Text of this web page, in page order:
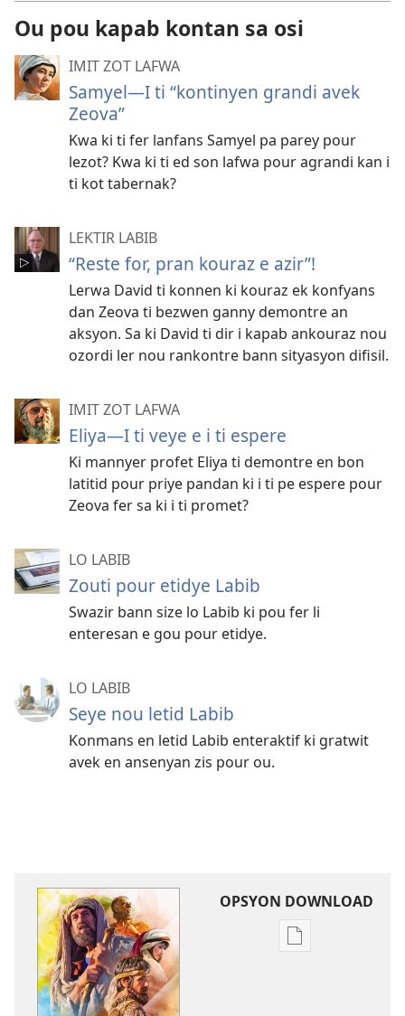
Ou pou kapab kontan sa osi
IMIT ZOT LAFWA
Samyel—I ti “kontinyen grandi avek
Zeova”
Kwa ki ti fer lanfans Samyel pa parey pour
lezot? Kwa ki ti ed son lafwa pour agrandi kan i
ti kot tabernak?
LEKTIR LABIB
“Reste for, pran kouraz e azir”!
Lerwa David ti konnen ki kouraz ek konfyans
dan Zeova ti bezwen ganny demontre an
aksyon. Sa ki David ti dir i kapab ankouraz nou
ozordi ler nou rankontre bann sityasyon difisil.
IMIT ZOT LAFWA
Eliya—I ti veye e i ti espere
Ki mannyer profet Eliya ti demontre en bon
latitid pour priye pandan ki i ti pe espere pour
Zeova fer sa ki i ti promet?
LO LABIB
Zouti pour etidye Labib
Swazir bann size lo Labib ki pou fer li
enteresan e gou pour etidye.
LO LABIB
Seye nou letid Labib
Konmans en letid Labib enteraktif ki gratwit
avek en ansenyan zis pour ou.
OPSYON DOWNLOAD
Opsyon